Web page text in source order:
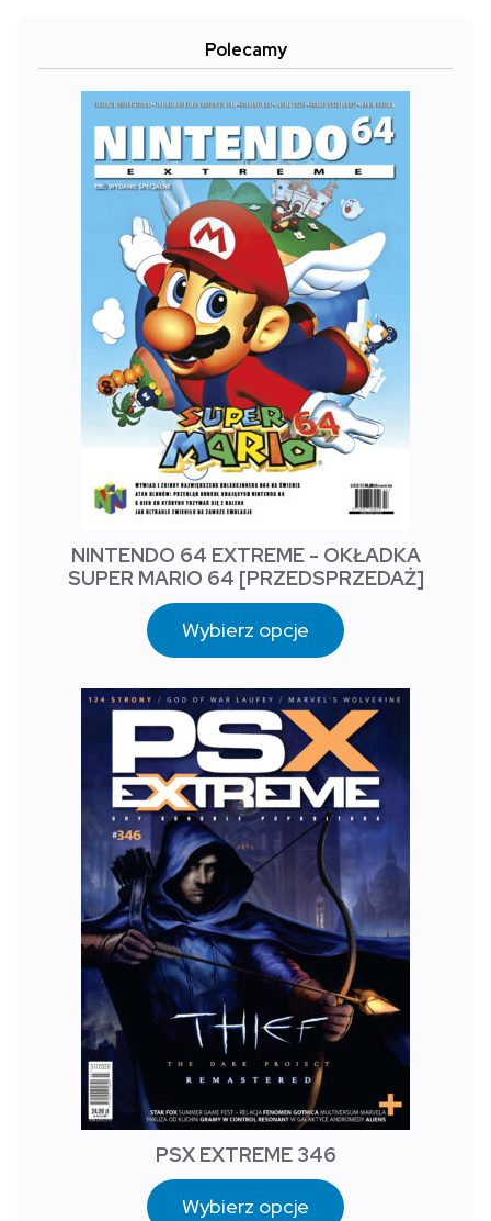
Polecamy
NINTENDO 64 EXTREME - OKŁADKA
SUPER MARIO 64 [PRZEDSPRZEDAŻ]
Wybierz opcje
PSX EXTREME 346
Wybierz opcje